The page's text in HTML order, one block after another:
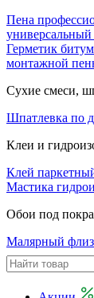
Пена
универсальный
Герметик
монтажной
Сухие смеси,
Шпатлевка по
Клеи и
Клей
Мастика
Обои под
Малярный